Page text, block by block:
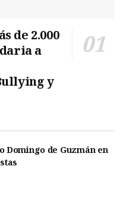
de 2.000
a
y
Domingo de Guzmán en